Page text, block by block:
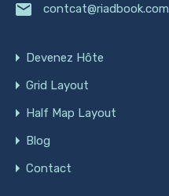
contcat@riadbook.com
Devenez Hôte
Grid Layout
Half Map Layout
Blog
Contact